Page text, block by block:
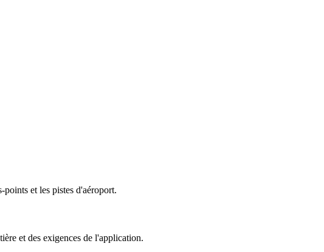
points et les pistes d'aéroport.
et des exigences de l'application.